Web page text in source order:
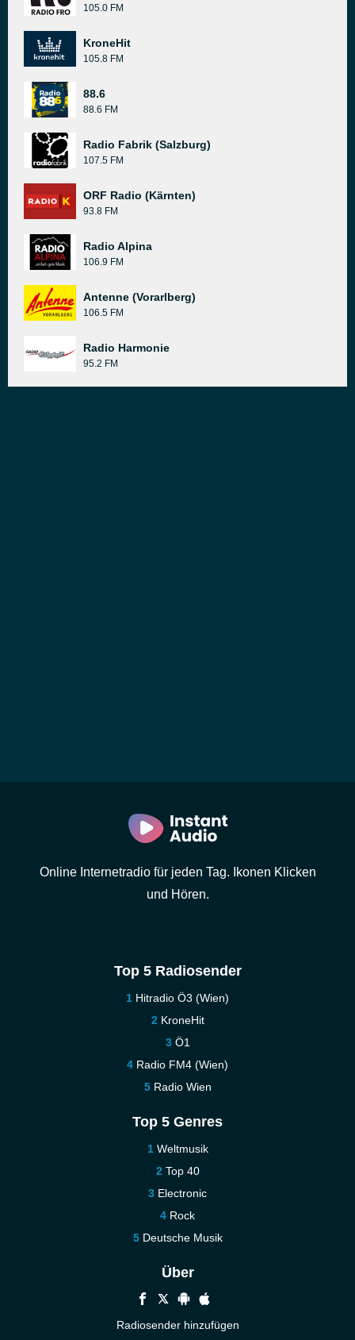
105.0 FM
KroneHit
105.8 FM
88.6
88.6 FM
Radio Fabrik (Salzburg)
107.5 FM
ORF Radio (Kärnten)
93.8 FM
Radio Alpina
106.9 FM
Antenne (Vorarlberg)
106.5 FM
Radio Harmonie
95.2 FM
Online Internetradio für jeden Tag. Ikonen Klicken
und Hören.
Top 5 Radiosender
Hitradio Ö3 (Wien)
KroneHit
Ö1
Radio FM4 (Wien)
Radio Wien
Top 5 Genres
Weltmusik
Top 40
Electronic
Rock
Deutsche Musik
Über
Radiosender hinzufügen